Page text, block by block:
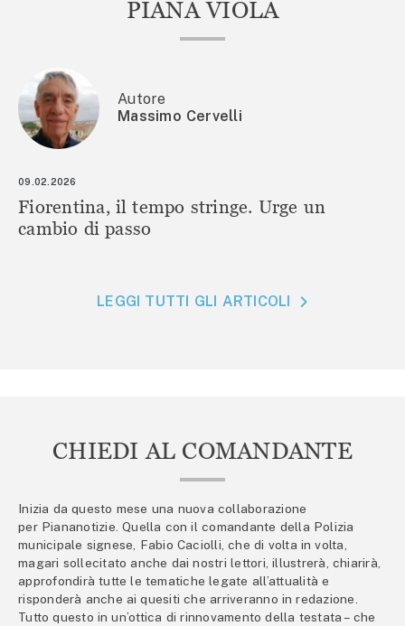
PIANA VIOLA
Autore
Massimo Cervelli
09.02.2026
Fiorentina, il tempo stringe. Urge un
cambio di passo
LEGGI TUTTI GLI ARTICOLI
CHIEDI AL COMANDANTE
Inizia da questo mese una nuova collaborazione
per Piananotizie. Quella con il comandante della Polizia
municipale signese, Fabio Caciolli, che di volta in volta,
magari sollecitato anche dai nostri lettori, illustrerà, chiarirà,
approfondirà tutte le tematiche legate all’attualità e
risponderà anche ai quesiti che arriveranno in redazione.
Tutto questo in un’ottica di rinnovamento della testata – che